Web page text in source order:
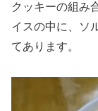
クッキーの組み
イスの中に、ソ
てあります。